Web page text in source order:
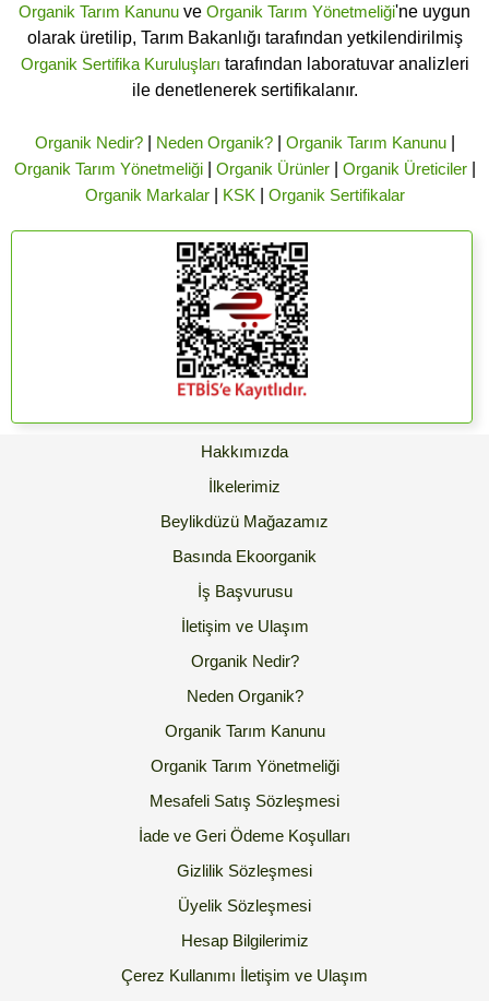
Organik Tarım Kanunu ve Organik Tarım Yönetmeliği'ne uygun
olarak üretilip, Tarım Bakanlığı tarafından yetkilendirilmiş
Organik Sertifika Kuruluşları tarafından laboratuvar analizleri
ile denetlenerek sertifikalanır.
Organik Nedir?| Neden Organik?| Organik Tarım Kanunu|
Organik Tarım Yönetmeliği| Organik Ürünler| Organik Üreticiler|
Organik Markalar| KSK Organik Sertifikalar
Hakkımızda
İlkelerimiz
Beylikdüzü Mağazamız
Basında Ekoorganik
İş Başvurusu
İletişim ve Ulaşım
Organik Nedir?
Neden Organik?
Organik Tarım Kanunu
Organik Tarım Yönetmeliği
Mesafeli Satış Sözleşmesi
İade ve Geri Ödeme Koşulları
Gizlilik Sözleşmesi
Üyelik Sözleşmesi
Hesap Bilgilerimiz
Çerez Kullanımı İletişim ve Ulaşım